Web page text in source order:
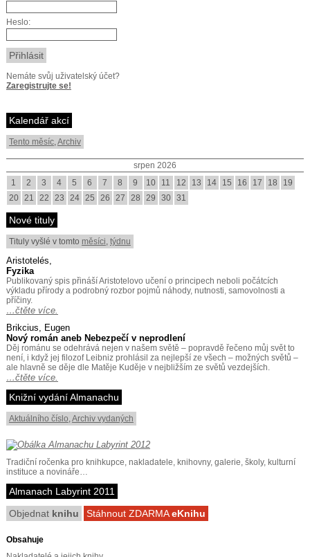
Heslo:
Nemáte svůj uživatelský účet?
Zaregistrujte se!
Kalendář akcí
Tento měsíc,Archiv
srpen 2026
1
2 3 4 5 6 7 8 9 10 11 12 13 14 15 16 17 18
19
20 21 22 23 24 25 26 27 28 29 30 31
Nové tituly
Tituly vyšlé v tomto měsíci, týdnu
Aristotelés,
Fyzika
Publikovaný spis přináší Aristotelovo učení o principech neboli počátcích
výkladu přírody a podrobný rozbor pojmů náhody, nutnosti, samovolnosti a
příčiny.
…čtěte více.
Brikcius, Eugen
Nový román aneb Nebezpečí v neprodlení
Děj románu se odehrává nejen v našem světě – popravdě řečeno můj svět to
není, i když jej filozof Leibniz prohlásil za nejlepší ze všech – možných světů –
ale hlavně se děje dle Matěje Kuděje v nejbližším ze světů vezdejších.
…čtěte více.
Knižní vydání Almanachu
Aktuálního číslo,Archiv vydaných
Tradiční ročenka pro knihkupce, nakladatele, knihovny, galerie, školy, kulturní
instituce a novináře…
Almanach Labyrint 2011
Objednat knihu Stáhnout ZDARMAeKnihu
Obsahuje